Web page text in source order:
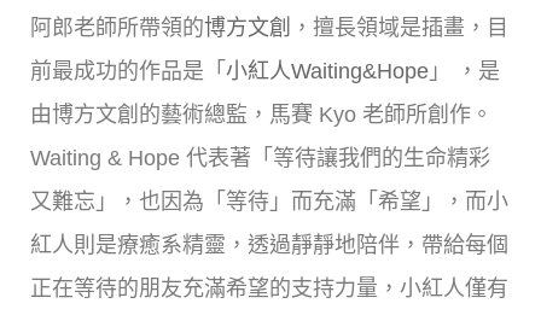
阿郎老師所帶領的博方文創 ，擅長領域是插畫，目
前最成功的作品是「 小紅人Waiting&Hope 」 ，是
由博方文創的藝術總監，馬賽 Kyo 老師所創作。
Waiting & Hope 代表著「等待讓我們的生命精彩
又難忘」，也因為「等待」而充滿「希望」，而小
紅人則是療癒系精靈，透過靜靜地陪伴，帶給每個
正在等待的朋友充滿希望的支持力量，小紅人僅有